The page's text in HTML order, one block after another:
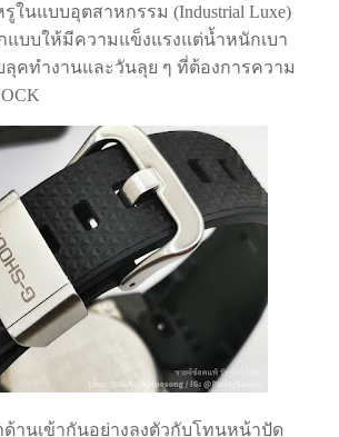
ในแบบอุตสาหกรรม (Industrial Luxe)
แบบให้มีความแข็งแรงแต่น้ำหนักเบา
ลุคทำงานและวันลุย ๆ ที่ต้องการความ
ด้านเข้ากันอย่างลงตัวกับโทนหน้าปัด